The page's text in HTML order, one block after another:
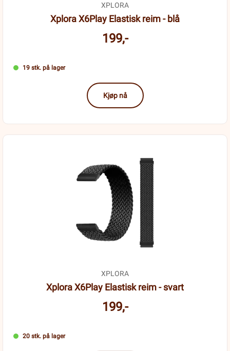
XPLORA
Xplora X6Play Elastisk reim - blå
199,-
19 stk. på lager
Kjøp nå
XPLORA
Xplora X6Play Elastisk reim - svart
199,-
20 stk. på lager